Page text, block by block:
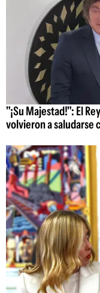
"¡Su Majestad!": El
volvieron a saludarse